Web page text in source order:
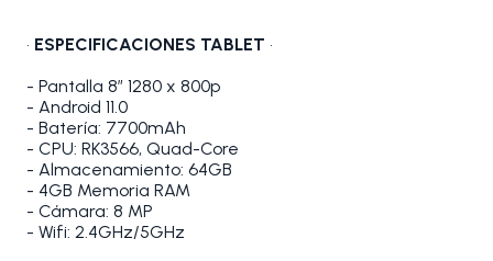
• ESPECIFICACIONES TABLET •
- Pantalla 8” 1280 x 800p
- Android 11.0
- Batería: 7700mAh
- CPU: RK3566, Quad-Core
- Almacenamiento: 64GB
- 4GB Memoria RAM
- Cámara: 8 MP
- Wifi: 2.4GHz/5GHz